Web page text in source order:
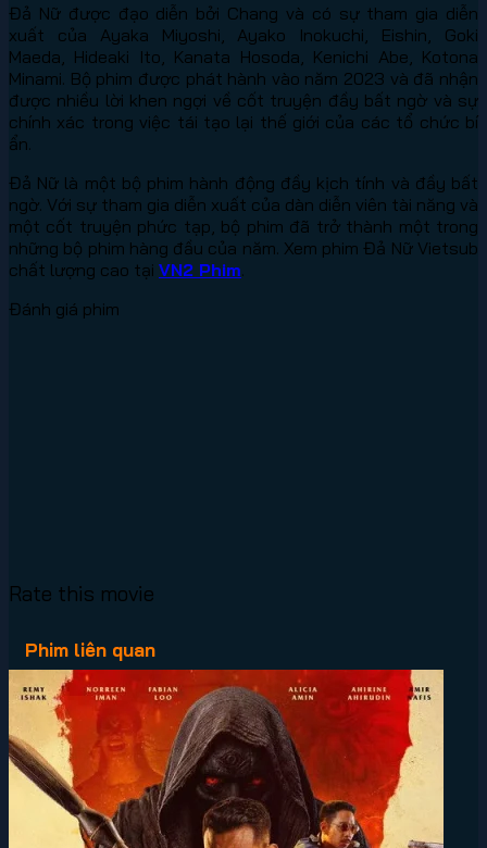
Đả Nữ được đạo diễn bởi Chang và có sự tham gia diễn
xuất của Ayaka Miyoshi, Ayako Inokuchi, Eishin, Goki
Maeda, Hideaki Ito, Kanata Hosoda, Kenichi Abe, Kotona
Minami. Bộ phim được phát hành vào năm 2023 và đã nhận
được nhiều lời khen ngợi về cốt truyện đầy bất ngờ và sự
chính xác trong việc tái tạo lại thế giới của các tổ chức bí
ẩn.
Đả Nữ là một bộ phim hành động đầy kịch tính và đầy bất
ngờ. Với sự tham gia diễn xuất của dàn diễn viên tài năng và
một cốt truyện phức tạp, bộ phim đã trở thành một trong
những bộ phim hàng đầu của năm. Xem phim Đả Nữ Vietsub
chất lượng cao tại VN2 Phim.
Đánh giá phim
Rate this movie
Phim liên quan